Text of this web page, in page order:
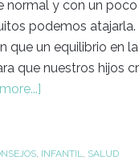
normal y con un
podemos
que un equilibrio en
que nuestros hijos
, INFANTIL, SALUD